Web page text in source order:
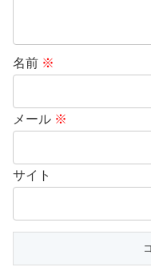
名前 ※
メール ※
サイト